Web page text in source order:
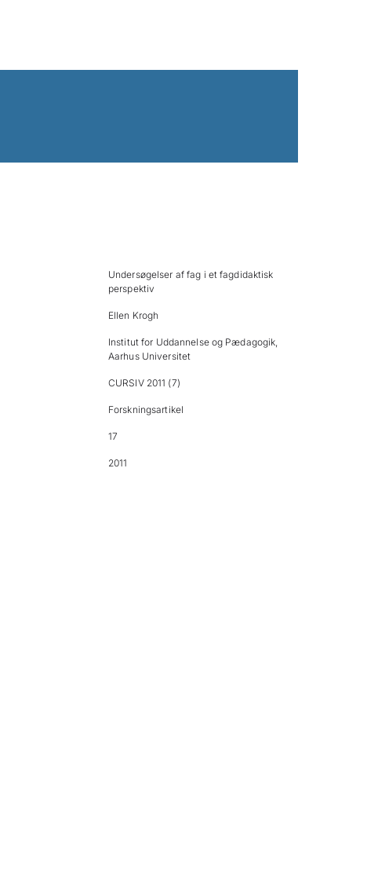
Undersøgelser af fag i et fagdidaktisk
perspektiv
Ellen Krogh
Institut for Uddannelse og Pædagogik,
Aarhus Universitet
CURSIV 2011 (7)
Forskningsartikel
17
2011